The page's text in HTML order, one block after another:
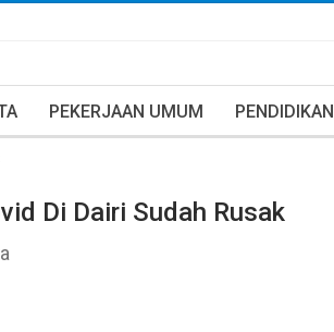
PEKERJAAN UMUM PENDIDIKAN
Di Dairi Sudah Rusak